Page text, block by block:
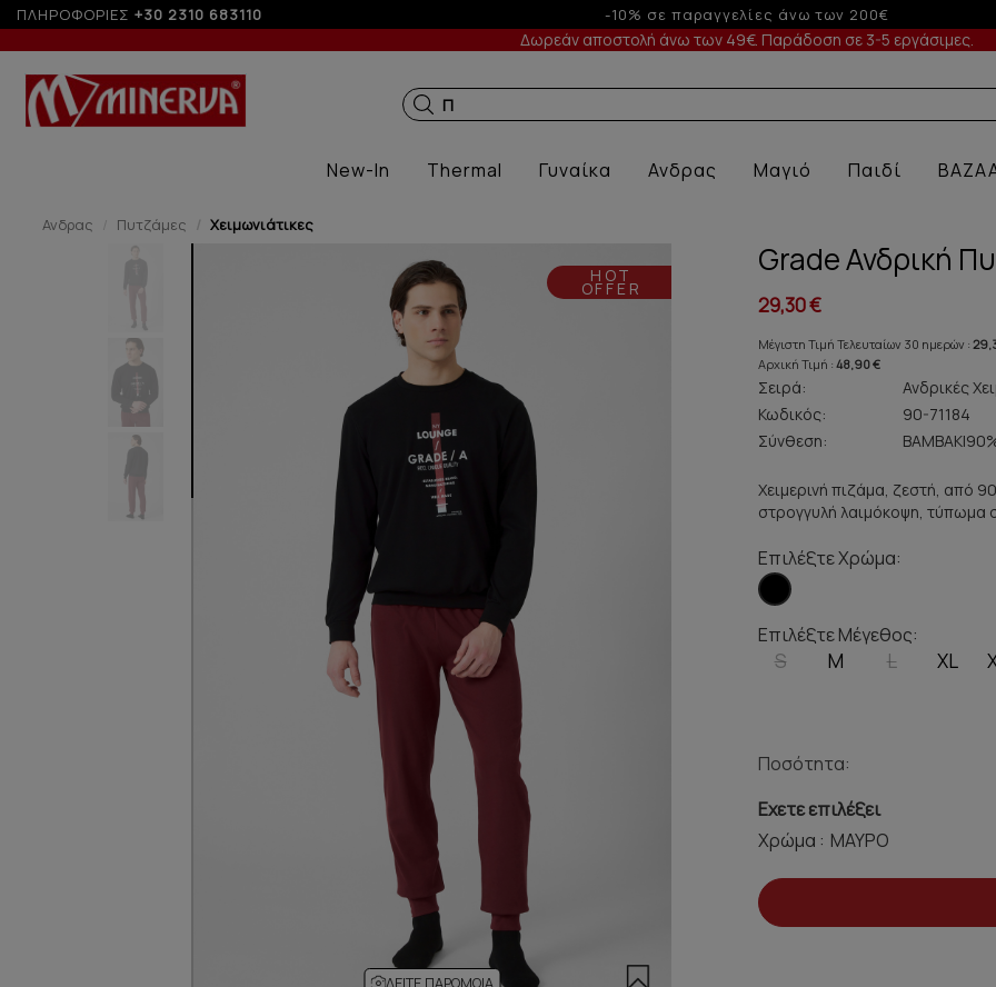
ΠΛΗΡΟΦΟΡΙΕΣ +30 2310 683110
-10% σε παραγγελίες άνω των 200€ -5% σε παραγγελίες άνω των 200€ σε
Δωρεάν αποστολή άνω των 49€. Παράδοση σε 3-5 εργάσιμες.
ΠΑΙΔΙΚΑ Ε
New-In Thermal Γυναίκα Ανδρας Μαγιό Παιδί
Ανδρας Πυτζάμες Χειμωνιάτικες
HOT
OFFER
ΔΕΊΤΕ ΠΑΡΌΜΟΙΑ
Grade Ανδρική
29,30 €
Μέγιστη Τιμή Τελευταίων 30 ημερών :
Αρχική Τιμή : 48,90 €
Σειρά:
Ανδρικές
Κωδικός:
90-71184
Σύνθεση:
Χειμερινή πιζάμα, ζεστή, από
στρογγυλή λαιμόκοψη, τύπωμα
Επιλέξτε Χρώμα:
Επιλέξτε Μέγεθος:
S M L XL
Ποσότητα:
Εχετε επιλέξει
Χρώμα :